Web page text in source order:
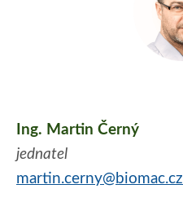
Ing. Martin Černý
jednatel
martin.cerny@biomac.cz